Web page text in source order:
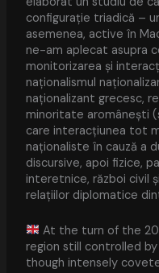
configurație triadică –
asemenea, active în
ne-am aplecat asupra
monitorizarea și
naționalismul
naționalizant grecesc,
minoritate aromânești
care interacțiunea tot
naționaliste în cauză a
discursive, apoi fizice,
interetnice, război civil
relațiilor diplomatice
At the turn of the
region still controlled
though intensely